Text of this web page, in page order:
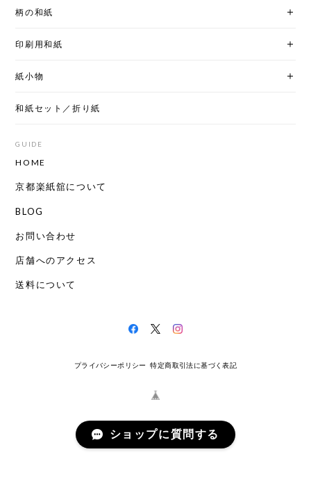
柄の和紙
印刷用和紙
紙小物
和紙セット／折り紙
GUIDE
HOME
京都楽紙舘について
BLOG
お問い合わせ
店舗へのアクセス
送料について
プライバシーポリシー 特定商取引法に基づく表記
ショップに質問する